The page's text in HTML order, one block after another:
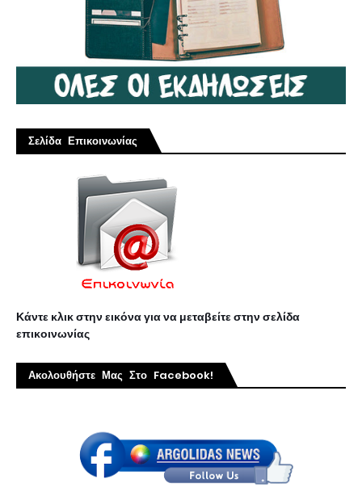
Σελίδα Επικοινωνίας
Κάντε κλικ στην εικόνα για να μεταβείτε στην σελίδα
επικοινωνίας
Ακολουθήστε Μας Στο Facebook!